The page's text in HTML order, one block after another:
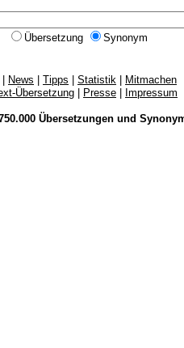
Übersetzung
Synonym
News Tipps Statistik
Mitmachen
Übersetzung
Presse Impressum
Übersetzungenund